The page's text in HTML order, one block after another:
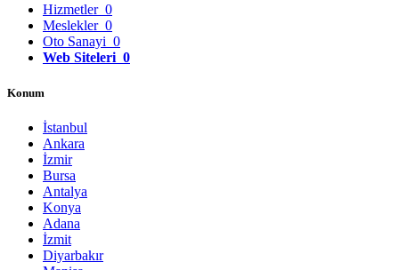
Hizmetler 0
Meslekler 0
Oto Sanayi 0
Web Siteleri 0
Konum
İstanbul
Ankara
İzmir
Bursa
Antalya
Konya
Adana
İzmit
Diyarbakır